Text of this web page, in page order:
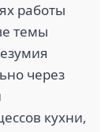
работы
темы
через
кухни,